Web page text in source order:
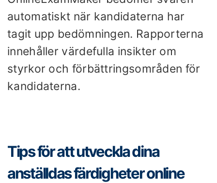
automatiskt när kandidaterna har
tagit upp bedömningen. Rapporterna
innehåller värdefulla insikter om
styrkor och förbättringsområden för
kandidaterna.
Tips för att utveckla dina
anställdas färdigheter online